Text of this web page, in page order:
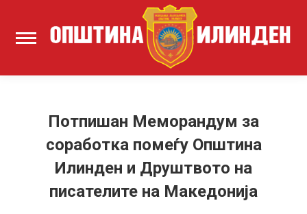
Потпишан Меморандум за
соработка помеѓу Општина
Илинден и Друштвото на
писателите на Македонија